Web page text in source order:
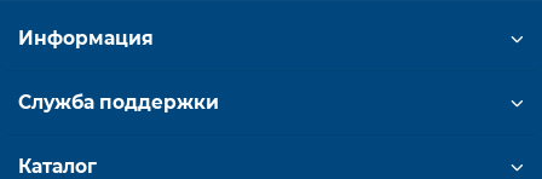
Информация
Служба поддержки
Каталог